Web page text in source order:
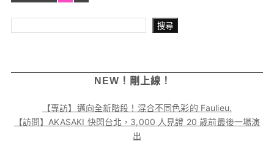
搜尋
NEW！剛上線！
【專訪】邁向全新階段！混合不同色彩的 Faulieu.
【訪問】AKASAKI 快閃台北，3,000 人見證 20 歲前最後一場演
出